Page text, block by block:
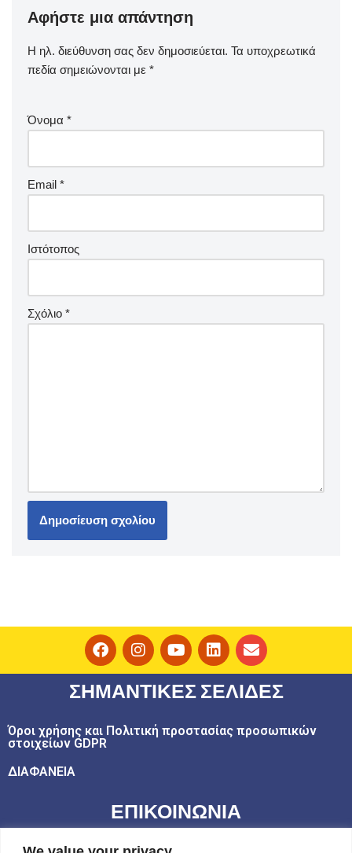
Αφήστε μια απάντηση
Η ηλ. διεύθυνση σας δεν δημοσιεύεται. Τα υποχρεωτικά
πεδία σημειώνονται με *
Όνομα *
Email *
Ιστότοπος
Σχόλιο *
ΣΗΜΑΝΤΙΚΕΣ ΣΕΛΙΔΕΣ
Όροι χρήσης και Πολιτική προστασίας προσωπικών
στοιχείων GDPR
ΔΙΑΦΑΝΕΙΑ
ΕΠΙΚΟΙΝΩΝΙΑ